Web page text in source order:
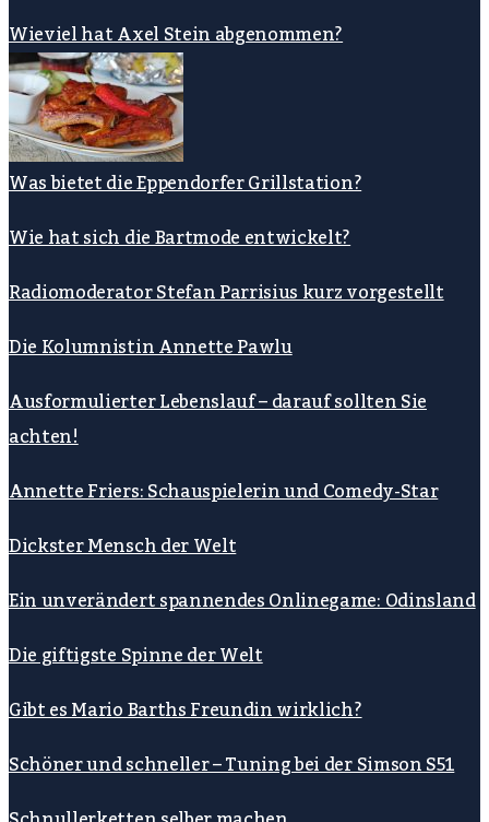
Wieviel hat Axel Stein abgenommen?
Was bietet die Eppendorfer Grillstation?
Wie hat sich die Bartmode entwickelt?
Radiomoderator Stefan Parrisius kurz vorgestellt
Die Kolumnistin Annette Pawlu
Ausformulierter Lebenslauf – darauf sollten Sie
achten!
Annette Friers: Schauspielerin und Comedy-Star
Dickster Mensch der Welt
Ein unverändert spannendes Onlinegame: Odinsland
Die giftigste Spinne der Welt
Gibt es Mario Barths Freundin wirklich?
Schöner und schneller – Tuning bei der Simson S51